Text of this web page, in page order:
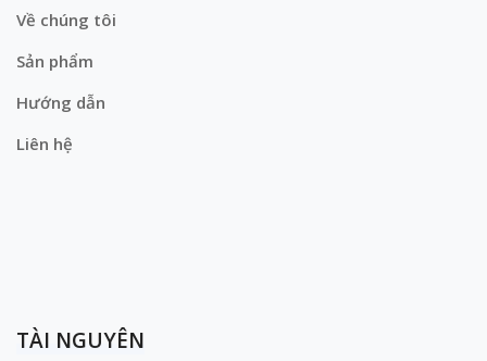
Về chúng tôi
Sản phẩm
Hướng dẫn
Liên hệ
TÀI NGUYÊN